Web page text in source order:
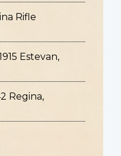
Rifle
Estevan,
Regina,